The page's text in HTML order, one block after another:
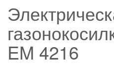
EM 4216